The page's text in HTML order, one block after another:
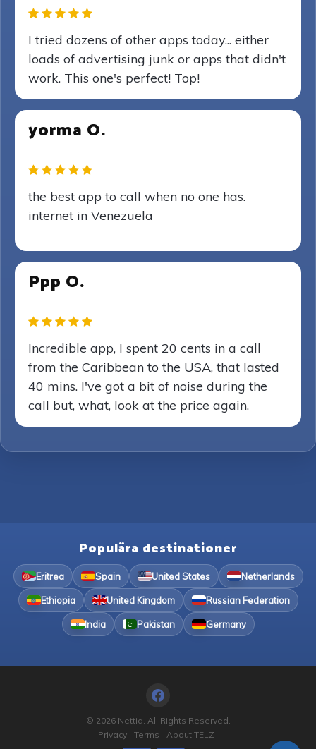
I tried dozens of other apps today... either
loads of advertising junk or apps that didn't
work. This one's perfect! Top!
yorma O.
the best app to call when no one has.
internet in Venezuela
Ppp O.
Incredible app, I spent 20 cents in a call
from the Caribbean to the USA, that lasted
40 mins. I've got a bit of noise during the
call but, what, look at the price again.
Populära destinationer
Eritrea Spain United States Netherlands
Ethiopia United Kingdom Russian Federation
India Pakistan Germany
© 2026 Nettia. All Rights Reserved.
Privacy
Terms About TELZ